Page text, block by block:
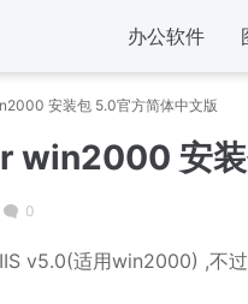
办公软件
安装包 5.0官方简体中文版
win2000 安
0
v5.0(适用win2000) ,不